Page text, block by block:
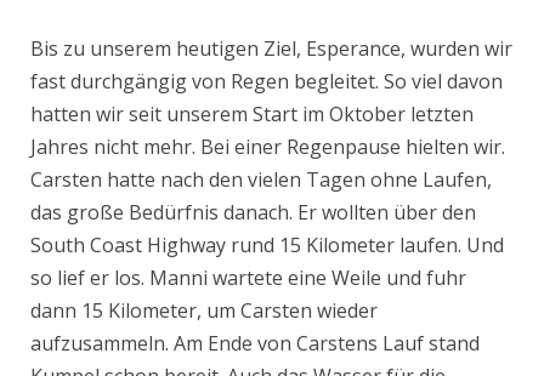
Bis zu unserem heutigen Ziel, Esperance, wurden wir
fast durchgängig von Regen begleitet. So viel davon
hatten wir seit unserem Start im Oktober letzten
Jahres nicht mehr. Bei einer Regenpause hielten wir.
Carsten hatte nach den vielen Tagen ohne Laufen,
das große Bedürfnis danach. Er wollten über den
South Coast Highway rund 15 Kilometer laufen. Und
so lief er los. Manni wartete eine Weile und fuhr
dann 15 Kilometer, um Carsten wieder
aufzusammeln. Am Ende von Carstens Lauf stand